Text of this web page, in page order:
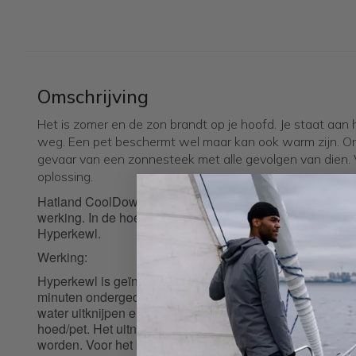
Omschrijving
Het is zomer en de zon brandt op je hoofd. Je staat aan
weg. Een pet beschermt wel maar kan ook warm zijn.
gevaar van een zonnesteek met alle gevolgen van dien.
oplossing.
Hatland CoolDown headwear is een hoofdbedekking
werking. In de hoeden en petten wordt gebruik gemaakt
Hyperkewl.
Werking:
Hyperkewl is geïntegreerd in het uitneembare deel van
minuten ondergedompeld worden in koud water. Daarna
water uitknijpen en het uitneembare deel terugplaatsen
hoed/pet. Het uitneembare deel verkoelt 5-10 uur en kan
worden. Voor het beste resultaat een complete nat/